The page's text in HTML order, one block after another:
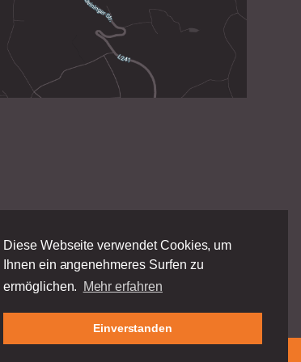
Diese Webseite verwendet Cookies, um
Ihnen ein angenehmeres Surfen zu
ermöglichen.
Mehr erfahren
Einverstanden